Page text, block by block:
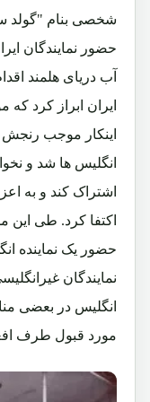
شخصی بنام "گولد
حضور نمایندگان
آب دریای هلمند
ایران ابراز کرد
اینکار موجب رنجش
انگلیس ها شد و
اشتراک کند و به
اکتفا کرد. طی این
حضور یک نماینده
نمایندگان
انگلیس در بعضی
مورد قبول طرف